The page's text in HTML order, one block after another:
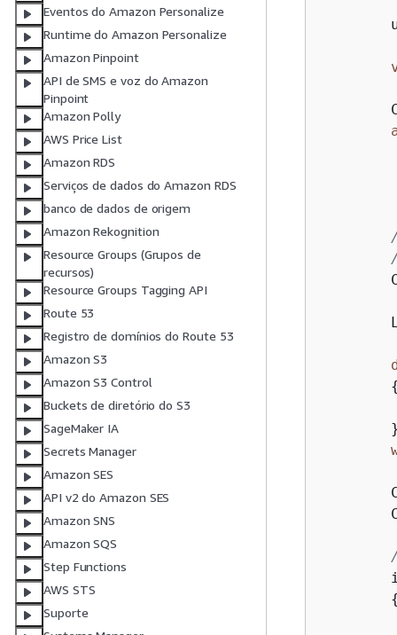
Eventos do Amazon Personalize
Runtime do Amazon Personalize
Amazon Pinpoint
API de SMS e voz do Amazon
Pinpoint
Amazon Polly
AWS Price List
Amazon RDS
Serviços de dados do Amazon RDS
banco de dados de origem
Amazon Rekognition
Resource Groups (Grupos de
recursos)
Resource Groups Tagging API
Route 53
Registro de domínios do Route 53
Amazon S3
Amazon S3 Control
Buckets de diretório do S3
SageMaker IA
Secrets Manager
Amazon SES
API v2 do Amazon SES
Amazon SNS
Amazon SQS
Step Functions
AWS STS
Suporte